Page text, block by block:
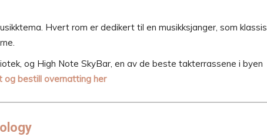
Hvert rom er dedikert til en musikksjanger, som
og High Note SkyBar, en av de beste takterrassene i byen
og bestill overnatting her